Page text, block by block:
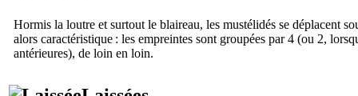
Hormis la loutre et surtout le blaireau, les mustélidés se déplacent
alors caractéristique : les empreintes sont groupées par 4 (ou 2,
antérieures), de loin en loin.